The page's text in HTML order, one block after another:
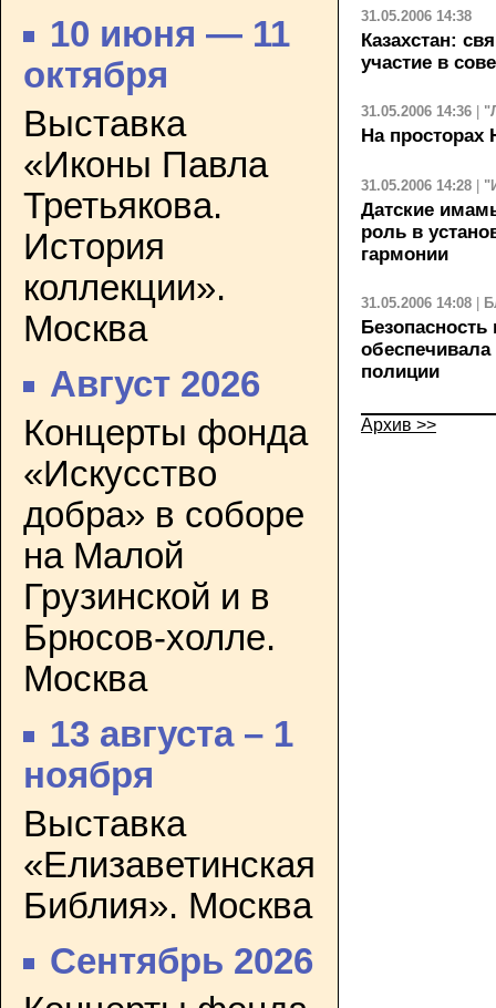
10 июня — 11
октября
Выставка
«Иконы Павла
Третьякова.
История
коллекции».
Москва
Август 2026
Концерты фонда
«Искусство
добра» в соборе
на Малой
Грузинской и в
Брюсов-холле.
Москва
13 августа – 1
ноября
Выставка
«Елизаветинская
Библия». Москва
Сентябрь 2026
31.05.2006 14:38
Казахстан:
участие в
31.05.2006 14:36
На
31.05.2006 14:28
Датские
роль в
гармонии
31.05.2006 14:08
Безопасность
полиции
Архив >>